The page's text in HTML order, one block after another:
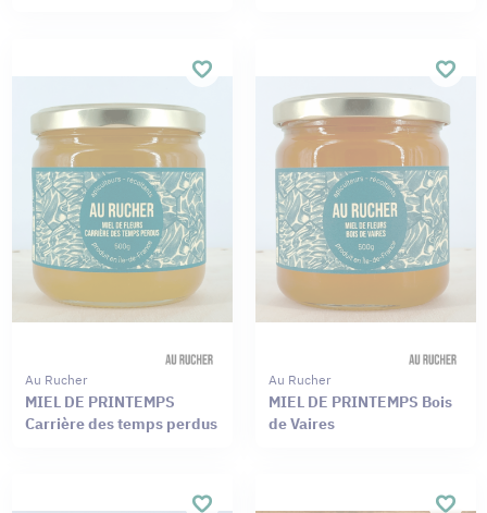
Au Rucher
MIEL DE PRINTEMPS
Carrière des temps perdus
Au Rucher
MIEL DE PRINTEMPS Bois
de Vaires